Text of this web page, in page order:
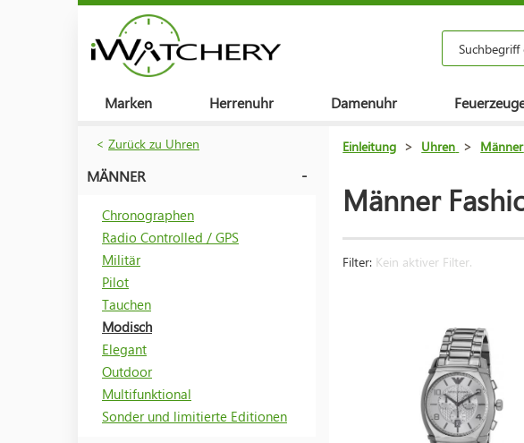
Marken Herrenuhr Damenuhr
< Zurück zu Uhren
MÄNNER
Chronographen
Radio Controlled / GPS
Militär
Pilot
Tauchen
Modisch
Elegant
Outdoor
Multifunktional
Sonder und limitierte Editionen
Einleitung > Uhren > Männer
Männer
Filter: Kein aktiver Filter.